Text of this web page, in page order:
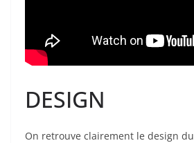
DESIGN
On retrouve clairement le design du